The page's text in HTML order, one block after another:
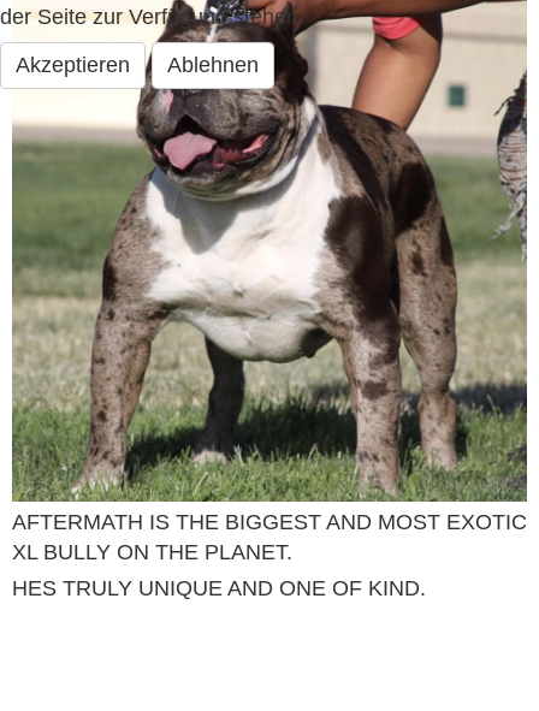
AFTERMATH IS THE BIGGEST AND MOST EXOTIC
XL BULLY ON THE PLANET.
HES TRULY UNIQUE AND ONE OF KIND.
der Seite zur Verfügung stehen.
Akzeptieren
Ablehnen